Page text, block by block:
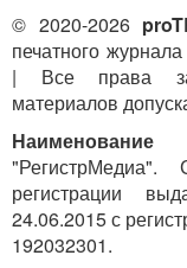
© 2020-2026
печатного
| Все права
материалов
"РегистрМедиа".
регистрации
24.06.2015 с
192032301.